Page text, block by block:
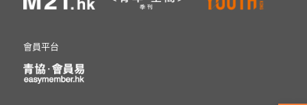
會員平台